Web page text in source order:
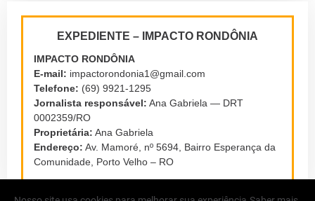
EXPEDIENTE – IMPACTO RONDÔNIA
IMPACTO RONDÔNIA
E-mail: impactorondonia1@gmail.com
Telefone: (69) 9921-1295
Jornalista responsável: Ana Gabriela — DRT
0002359/RO
Proprietária: Ana Gabriela
Endereço: Av. Mamoré, nº 5694, Bairro Esperança da
Comunidade, Porto Velho – RO